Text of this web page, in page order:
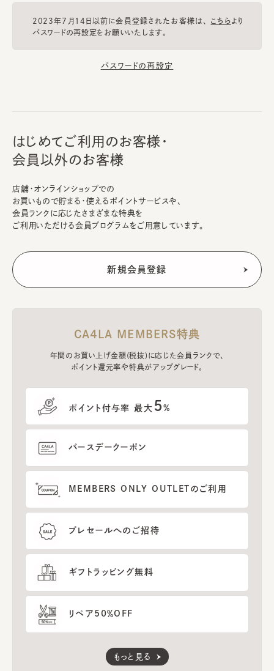
2023年7月14日以前に会員登録されたお客様は、 こちらより
パスワードの再設定をお願いいたします。
パスワードの再設定
はじめてご利用のお客様・
会員以外のお客様
店舗・オンラインショップでの
お買いもので貯まる・使えるポイントサービスや、
会員ランクに応じたさまざまな特典を
ご利用いただける会員プログラムをご用意しています。
CA4LA MEMBERS特典
年間のお買い上げ金額(税抜)に応じた会員ランクで、
ポイント還元率や特典がアップグレード。
ポイント付与率 最大 5%
バースデークーポン
MEMBERS ONLY OUTLETのご利用
プレセールへのご招待
ギフトラッピング無料
リペア50％OFF
もっと見る